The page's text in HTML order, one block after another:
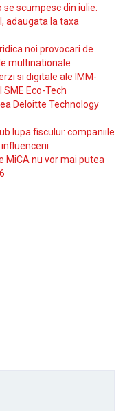
se scumpesc din iulie:
adaugata la taxa
noi provocari de
multinationale
si digitale ale IMM-
Eco-Tech
Deloitte Technology
lupa fiscului: companiile
nu vor mai putea